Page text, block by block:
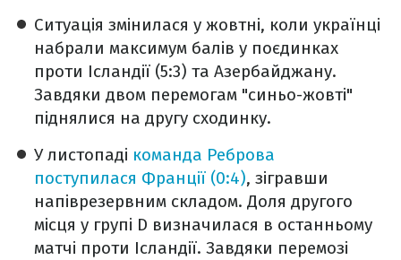
Ситуація змінилася у жовтні, коли українці
набрали максимум балів у поєдинках
проти Ісландії (5:3) та Азербайджану.
Завдяки двом перемогам "синьо-жовті"
піднялися на другу сходинку.
У листопаді команда Реброва
поступилася Франції (0:4), зігравши
напіврезервним складом. Доля другого
місця у групі D визначилася в останньому
матчі проти Ісландії. Завдяки перемозі